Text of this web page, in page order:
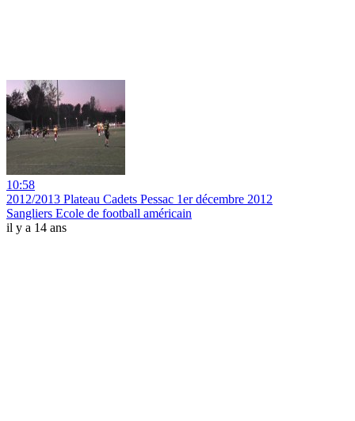
10:58
2012/2013 Plateau Cadets Pessac 1er décembre 2012
Sangliers Ecole de football américain
il y a 14 ans